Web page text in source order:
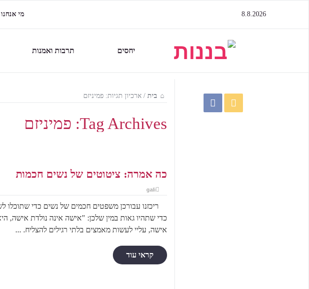
מי אנחנו 8.8.2026
יחסים תרבות ואמנות
בית /ארכיון תגיות: פמיניזם
Tag Archives: פמיניזם
כה אמרה: ציטוטים של נשים חכמות
gali
ריכזנו עבורכן משפטים חכמים של נשים כדי
כדי שתהיו גאות במין שלכן: "אישה אינה נולדת אישה,
אישה, עליי לעשות מאמצים בלתי רגילים להצליח. ...
קראי עוד